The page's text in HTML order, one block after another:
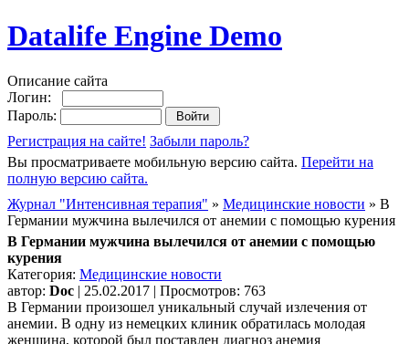
Datalife Engine Demo
Описание сайта
Логин:
Пароль:
Регистрация на сайте! Забыли пароль?
Вы просматриваете мобильную версию сайта. Перейти на
полную версию сайта.
Журнал "Интенсивная терапия" » Медицинские новости » В
Германии мужчина вылечился от анемии с помощью курения
В Германии мужчина вылечился от анемии с помощью
курения
Категория: Медицинские новости
автор: Doc | 25.02.2017 | Просмотров: 763
В Германии произошел уникальный случай излечения от
анемии. В одну из немецких клиник обратилась молодая
женщина, которой был поставлен диагноз анемия